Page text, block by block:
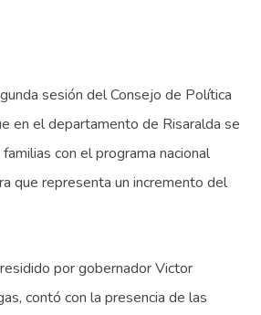
sesión del Consejo de Política
en el departamento de Risaralda se
con el programa nacional
que representa un incremento del
por gobernador Victor
contó con la presencia de las